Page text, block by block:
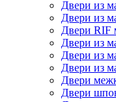
Двери из
Двери из
Двери RIF
Двери из
Двери из
Двери из
Двери
Двери